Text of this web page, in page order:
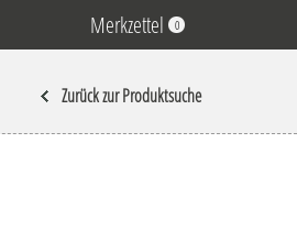
Merkzettel 0
Zurück zur Produktsuche